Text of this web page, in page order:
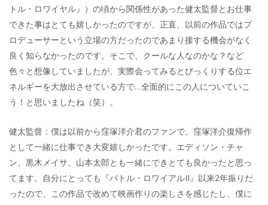
トル・ロワイヤル』）の頃から関係性があった健太監督とお仕事
できた事はとても嬉しかったのですが、正直、以前の作品ではプ
ロデューサーという立場の方だったのであまり接する機会がなく
良く知らなかったのです。そこで、クールな人なのかな？など
色々と想像していましたが、実際会ってみるとびっくりする位エ
ネルギーを大放出させている方で…全面的にこの人についていこ
う！と思いましたね（笑）。
健太監督：僕は以前から窪塚洋介君のファンで、窪塚洋介復帰作
として一緒に仕事でき大変嬉しかったです。エディソン・チャ
ン、黒木メイサ、山本太郎とも一緒にできとても良かったと思っ
てます。自分にとっても『バトル・ロワイアルII』以来2年振りだ
ったので、この作品で改めて映画作りの楽しさを感じたし、僕に